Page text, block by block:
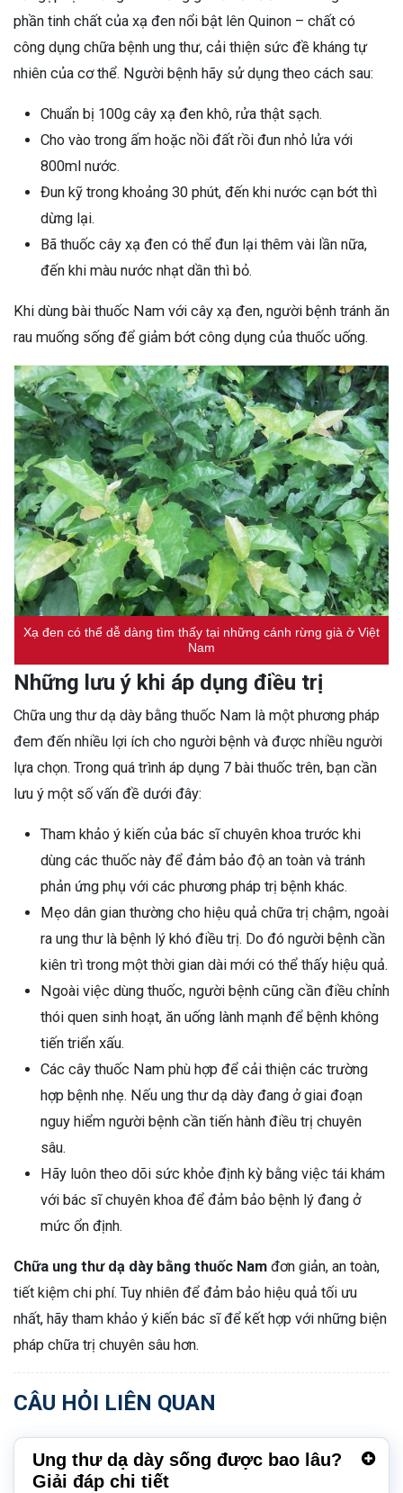
phần tinh chất của xạ đen nổi bật lên Quinon – chất có
công dụng chữa bệnh ung thư, cải thiện sức đề kháng tự
nhiên của cơ thể. Người bệnh hãy sử dụng theo cách sau:
Chuẩn bị 100g cây xạ đen khô, rửa thật sạch.
Cho vào trong ấm hoặc nồi đất rồi đun nhỏ lửa với
800ml nước.
Đun kỹ trong khoảng 30 phút, đến khi nước cạn bớt thì
dừng lại.
Bã thuốc cây xạ đen có thể đun lại thêm vài lần nữa,
đến khi màu nước nhạt dần thì bỏ.
Khi dùng bài thuốc Nam với cây xạ đen, người bệnh tránh ăn
rau muống sống để giảm bớt công dụng của thuốc uống.
Xạ đen có thể dễ dàng tìm thấy tại những cánh rừng già ở Việt
Nam
Những lưu ý khi áp dụng điều trị
Chữa ung thư dạ dày bằng thuốc Nam là một phương pháp
đem đến nhiều lợi ích cho người bệnh và được nhiều người
lựa chọn. Trong quá trình áp dụng 7 bài thuốc trên, bạn cần
lưu ý một số vấn đề dưới đây:
Tham khảo ý kiến của bác sĩ chuyên khoa trước khi
dùng các thuốc này để đảm bảo độ an toàn và tránh
phản ứng phụ với các phương pháp trị bệnh khác.
Mẹo dân gian thường cho hiệu quả chữa trị chậm, ngoài
ra ung thư là bệnh lý khó điều trị. Do đó người bệnh cần
kiên trì trong một thời gian dài mới có thể thấy hiệu quả.
Ngoài việc dùng thuốc, người bệnh cũng cần điều chỉnh
thói quen sinh hoạt, ăn uống lành mạnh để bệnh không
tiến triển xấu.
Các cây thuốc Nam phù hợp để cải thiện các trường
hợp bệnh nhẹ. Nếu ung thư dạ dày đang ở giai đoạn
nguy hiểm người bệnh cần tiến hành điều trị chuyên
sâu.
Hãy luôn theo dõi sức khỏe định kỳ bằng việc tái khám
với bác sĩ chuyên khoa để đảm bảo bệnh lý đang ở
mức ổn định.
Chữa ung thư dạ dày bằng thuốc Nam đơn giản, an toàn,
tiết kiệm chi phí. Tuy nhiên để đảm bảo hiệu quả tối ưu
nhất, hãy tham khảo ý kiến bác sĩ để kết hợp với những biện
pháp chữa trị chuyên sâu hơn.
CÂU HỎI LIÊN QUAN
Ung thư dạ dày sống được bao lâu?
Giải đáp chi tiết